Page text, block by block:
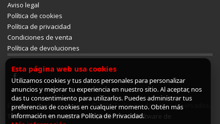
Aviso legal
Política de cookies
Política de privacidad
Condiciones de venta
Política de devoluciones
Estufas y Calderas Mudéjar © 2026 Todos los derechos reservados.
Tienda online creada con ShopinCloud, un software de
Esta página web usa cookies
Utilizamos cookies y tus datos personales para personalizar
anuncios y mejorar tu experiencia en nuestro sitio. Al aceptar, nos
das tu consentimiento para utilizarlos. Puedes administrar tus
preferencias de cookies en cualquier momento. Obtén más
información en nuestra Política de Privacidad.